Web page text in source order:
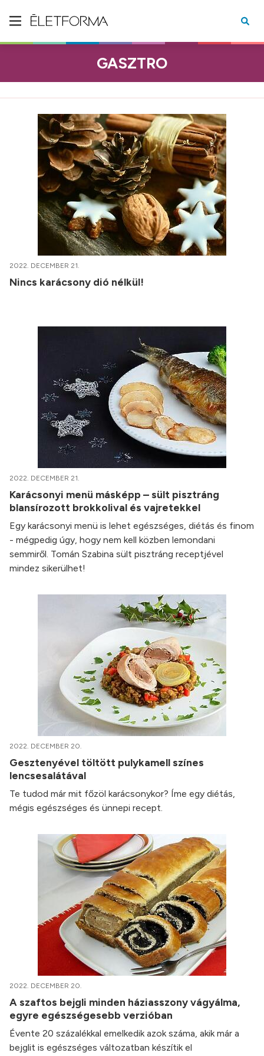
GASZTRO
2022. DECEMBER 21.
Nincs karácsony dió nélkül!
2022. DECEMBER 21.
Karácsonyi menü másképp – sült pisztráng
blansírozott brokkolival és vajretekkel
Egy karácsonyi menü is lehet egészséges, diétás és finom
- mégpedig úgy, hogy nem kell közben lemondani
semmiről. Tomán Szabina sült pisztráng receptjével
mindez sikerülhet!
2022. DECEMBER 20.
Gesztenyével töltött pulykamell színes
lencsesalátával
Te tudod már mit főzöl karácsonykor? Íme egy diétás,
mégis egészséges és ünnepi recept.
2022. DECEMBER 20.
A szaftos bejgli minden háziasszony vágyálma,
egyre egészségesebb verzióban
Évente 20 százalékkal emelkedik azok száma, akik már a
bejglit is egészséges változatban készítik el